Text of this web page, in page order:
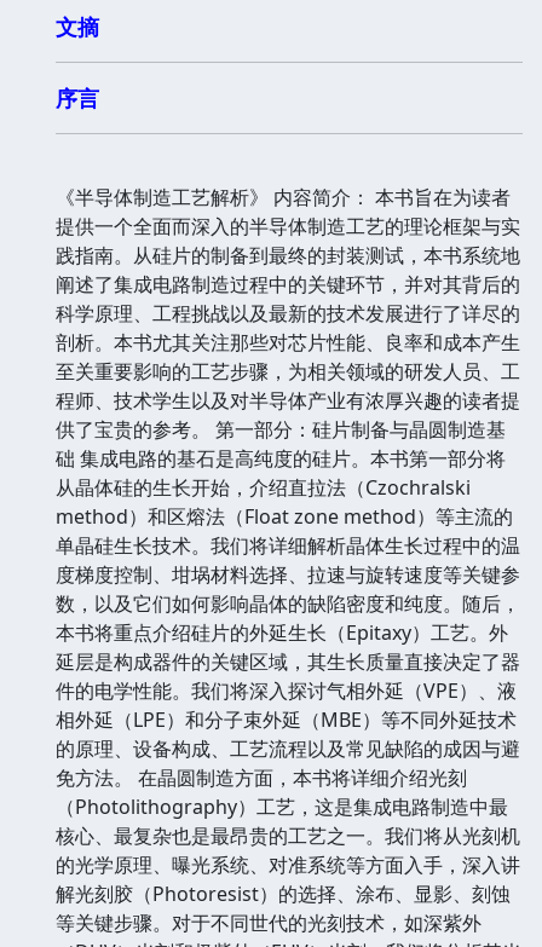
文摘
序言
《半导体制造工艺解析》 内容简介： 本书旨在为读者
提供一个全面而深入的半导体制造工艺的理论框架与实
践指南。从硅片的制备到最终的封装测试，本书系统地
阐述了集成电路制造过程中的关键环节，并对其背后的
科学原理、工程挑战以及最新的技术发展进行了详尽的
剖析。本书尤其关注那些对芯片性能、良率和成本产生
至关重要影响的工艺步骤，为相关领域的研发人员、工
程师、技术学生以及对半导体产业有浓厚兴趣的读者提
供了宝贵的参考。 第一部分：硅片制备与晶圆制造基
础 集成电路的基石是高纯度的硅片。本书第一部分将
从晶体硅的生长开始，介绍直拉法（Czochralski
method）和区熔法（Float zone method）等主流的
单晶硅生长技术。我们将详细解析晶体生长过程中的温
度梯度控制、坩埚材料选择、拉速与旋转速度等关键参
数，以及它们如何影响晶体的缺陷密度和纯度。随后，
本书将重点介绍硅片的外延生长（Epitaxy）工艺。外
延层是构成器件的关键区域，其生长质量直接决定了器
件的电学性能。我们将深入探讨气相外延（VPE）、液
相外延（LPE）和分子束外延（MBE）等不同外延技术
的原理、设备构成、工艺流程以及常见缺陷的成因与避
免方法。 在晶圆制造方面，本书将详细介绍光刻
（Photolithography）工艺，这是集成电路制造中最
核心、最复杂也是最昂贵的工艺之一。我们将从光刻机
的光学原理、曝光系统、对准系统等方面入手，深入讲
解光刻胶（Photoresist）的选择、涂布、显影、刻蚀
等关键步骤。对于不同世代的光刻技术，如深紫外